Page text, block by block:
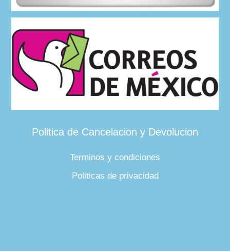
Politica de Cancelacion y Devolucion
Terminos y condiciones
Politicas de privacidad